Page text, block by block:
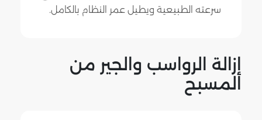
سرعته الطبيعية ويطيل عمر النظام بالكامل.
إزالة الرواسب والجير من
المسبح